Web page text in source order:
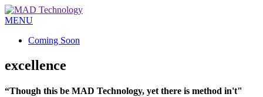
MENU
Coming Soon
excellence
“Though this be MAD Technology, yet there is method in't"